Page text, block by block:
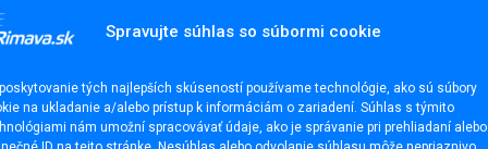
Spravujte súhlas so súbormi cookie
tých najlepších skúseností používame technológie, ako sú súbory
na ukladanie a/alebo prístup k informáciám o zariadení. Súhlas s týmito
nám umožní spracovávať údaje, ako je správanie pri prehliadaní alebo